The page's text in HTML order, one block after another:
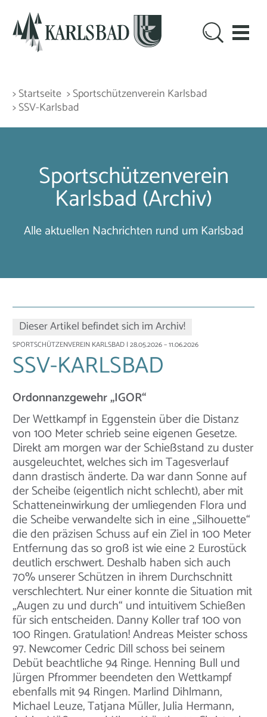
> Startseite > Sportschützenverein Karlsbad
> SSV-Karlsbad
Sportschützenverein
Karlsbad (Archiv)
Alle aktuellen Nachrichten rund um Karlsbad
Dieser Artikel befindet sich im Archiv!
SPORTSCHÜTZENVEREIN KARLSBAD | 28.05.2026 – 11.06.2026
SSV-KARLSBAD
Ordonnanzgewehr „IGOR“
Der Wettkampf in Eggenstein über die Distanz
von 100 Meter schrieb seine eigenen Gesetze.
Direkt am morgen war der Schießstand zu duster
ausgeleuchtet, welches sich im Tagesverlauf
dann drastisch änderte. Da war dann Sonne auf
der Scheibe (eigentlich nicht schlecht), aber mit
Schatteneinwirkung der umliegenden Flora und
die Scheibe verwandelte sich in eine „Silhouette“
die den präzisen Schuss auf ein Ziel in 100 Meter
Entfernung das so groß ist wie eine 2 Eurostück
deutlich erschwert. Deshalb haben sich auch
70% unserer Schützen in ihrem Durchschnitt
verschlechtert. Nur einer konnte die Situation mit
„Augen zu und durch“ und intuitivem Schießen
für sich entscheiden. Danny Koller traf 100 von
100 Ringen. Gratulation! Andreas Meister schoss
97. Newcomer Cedric Dill schoss bei seinem
Debüt beachtliche 94 Ringe. Henning Bull und
Jürgen Pfrommer beendeten den Wettkampf
ebenfalls mit 94 Ringen. Marlind Dihlmann,
Michael Leuze, Tatjana Müller, Julia Hermann,